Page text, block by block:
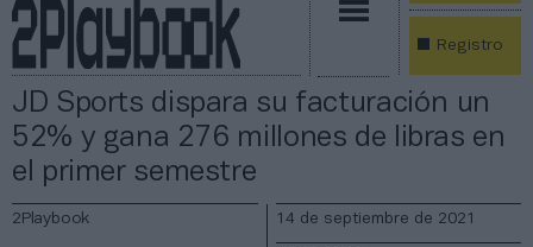
Registro
JD Sports dispara su facturación un
52% y gana 276 millones de libras en
el primer semestre
2Playbook 14 de septiembre de 2021